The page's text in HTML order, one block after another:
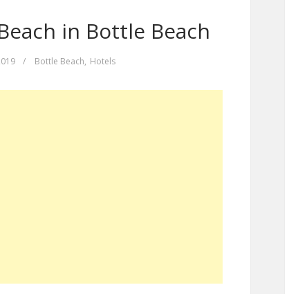
in Bottle Beach
/ Bottle Beach, Hotels